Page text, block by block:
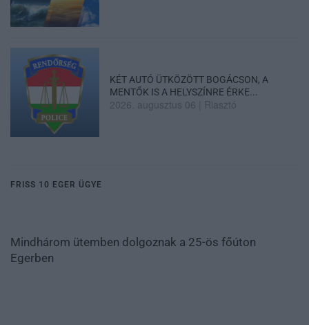
KÉT AUTÓ ÜTKÖZÖTT BOGÁCSON, A
MENTŐK IS A HELYSZÍNRE ÉRKE...
2026. augusztus 06 Riasztó
FRISS 10 EGER ÜGYE
Mindhárom ütemben dolgoznak a 25-ös főúton
Egerben